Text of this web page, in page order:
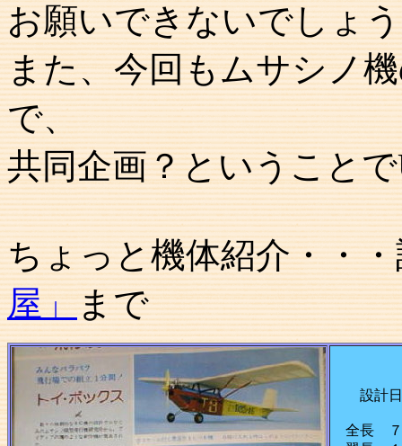
お願いできないでしょ
また、今回もムサシノ
で、
共同企画？ということ
ちょっと機体紹介・・
屋」まで
設計日
全長 ７